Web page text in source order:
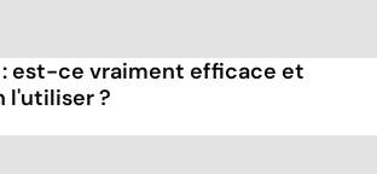
est-ce vraiment efficace et
l'utiliser ?